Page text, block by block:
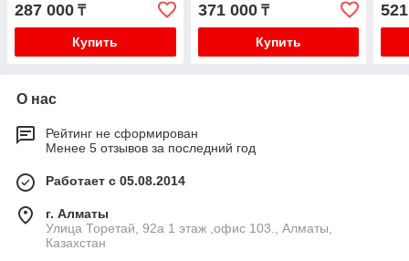
287 000 ₸
Купить
371 000₸
Купить
О нас
Рейтинг не сформирован
Менее 5 отзывов за последний год
Работает с 05.08.2014
г. Алматы
​Улица Торетай, 92а​ 1 этаж ,офис 103., Алматы,
Казахстан